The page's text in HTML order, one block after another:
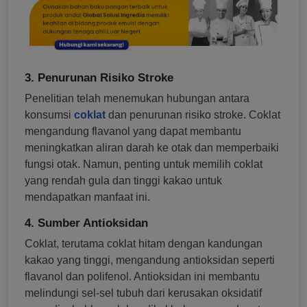
3. Penurunan Risiko Stroke
Penelitian telah menemukan hubungan antara
konsumsi coklat dan penurunan risiko stroke. Coklat
mengandung flavanol yang dapat membantu
meningkatkan aliran darah ke otak dan memperbaiki
fungsi otak. Namun, penting untuk memilih coklat
yang rendah gula dan tinggi kakao untuk
mendapatkan manfaat ini.
4. Sumber Antioksidan
Coklat, terutama coklat hitam dengan kandungan
kakao yang tinggi, mengandung antioksidan seperti
flavanol dan polifenol. Antioksidan ini membantu
melindungi sel-sel tubuh dari kerusakan oksidatif